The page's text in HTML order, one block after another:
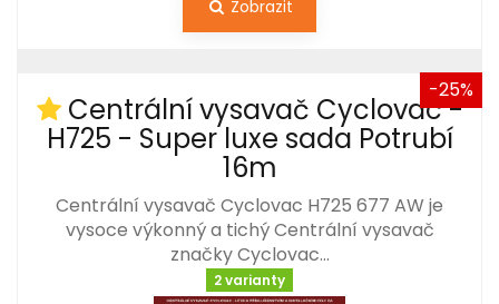
Zobrazit
-25%
Centrální vysavač Cyclovac -
H725 - Super luxe sada Potrubí
16m
Centrální vysavač Cyclovac H725 677 AW je
vysoce výkonný a tichý Centrální vysavač
značky Cyclovac…
2 varianty